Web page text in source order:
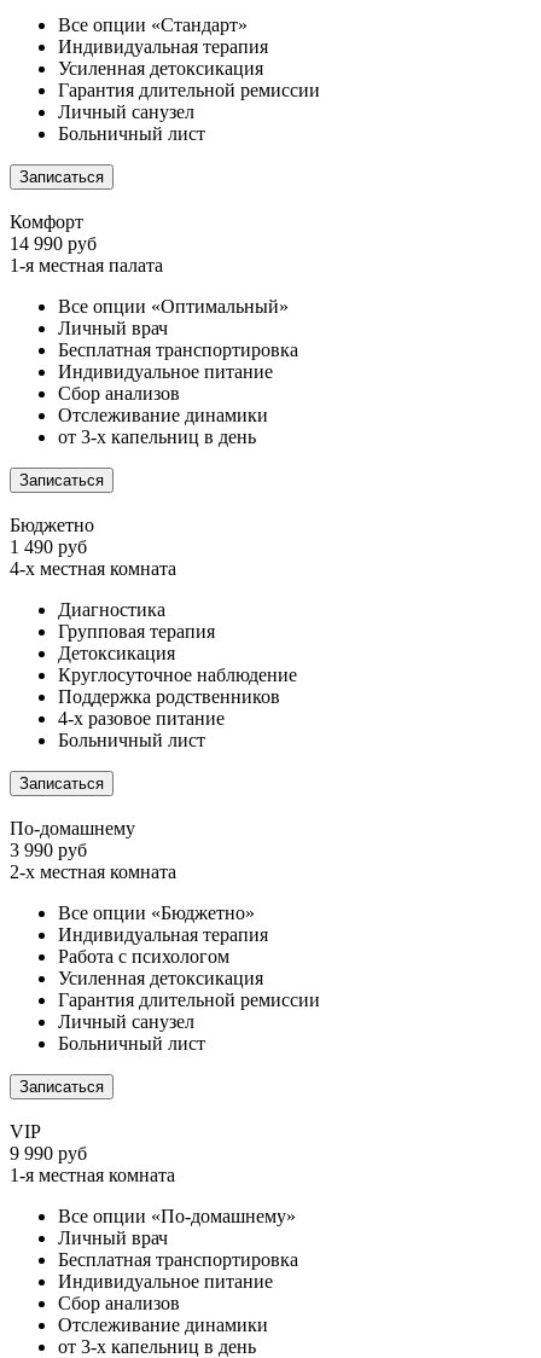
Все опции «Стандарт»
Индивидуальная терапия
Усиленная детоксикация
Гарантия длительной ремиссии
Личный санузел
Больничный лист
Записаться
Комфорт
14 990 руб
1-я местная палата
Все опции «Оптимальный»
Личный врач
Бесплатная транспортировка
Индивидуальное питание
Сбор анализов
Отслеживание динамики
от 3-х капельниц в день
Записаться
Бюджетно
1 490 руб
4-х местная комната
Диагностика
Групповая терапия
Детоксикация
Круглосуточное наблюдение
Поддержка родственников
4-х разовое питание
Больничный лист
Записаться
По-домашнему
3 990 руб
2-х местная комната
Все опции «Бюджетно»
Индивидуальная терапия
Работа с психологом
Усиленная детоксикация
Гарантия длительной ремиссии
Личный санузел
Больничный лист
Записаться
VIP
9 990 руб
1-я местная комната
Все опции «По-домашнему»
Личный врач
Бесплатная транспортировка
Индивидуальное питание
Сбор анализов
Отслеживание динамики
от 3-х капельниц в день